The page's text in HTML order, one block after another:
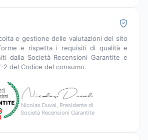
e gestione delle valutazioni del sito
e rispetta i requisiti di qualità e
dalla Società Recensioni Garantite e
2 del Codice del consumo.
Nicolas Duval, Presidente di
Società Recensioni Garantite